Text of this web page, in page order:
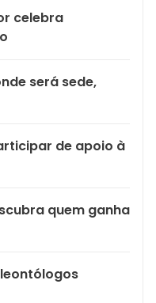
celebra
será sede,
de apoio à
quem ganha